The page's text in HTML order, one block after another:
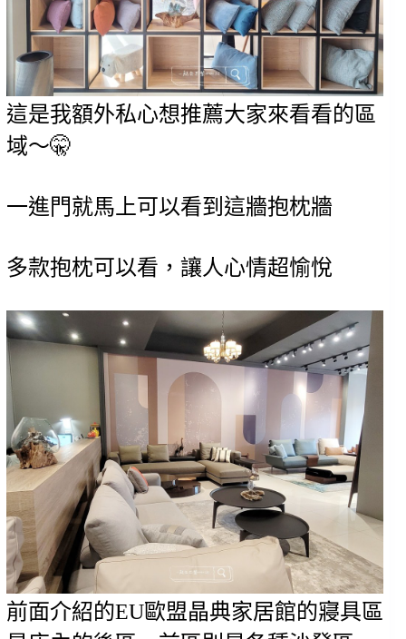
這是我額外私心想推薦大家來看看的區
域～🤫
一進門就馬上可以看到這牆抱枕牆
多款抱枕可以看，讓人心情超愉悅
前面介紹的EU歐盟晶典家居館的寢具區